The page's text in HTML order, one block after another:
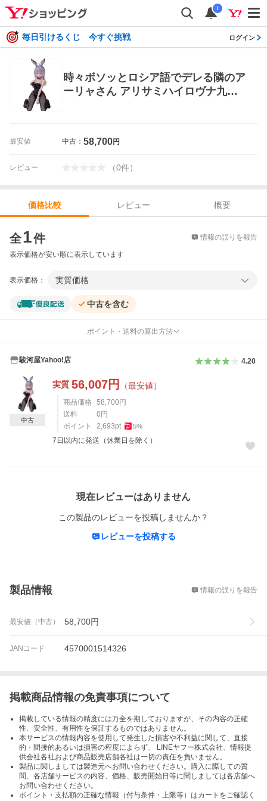
i
毎日引けるくじ 今すぐ挑戦 ログイン
時々ボソッとロシア語でデレる隣のア
ーリャさん アリサミハイロヴナ九条
最安値 中古： 58,700円
レビュー （0件）
価格比較 レビュー
概要
全1件 情報の誤りを報告
表示価格が安い順に表示しています
表示価格： 実質価格
中古を含む
ポイント・送料の算出方法
駿河屋Yahoo!店 4.20
実質 56,007円 （最安値）
商品価格 58,700 円
送料
0 円
ポイント
2,693pt 5%
7日以内に発送（休業日を除く）
中古
現在レビューはありません
この製品のレビューを投稿しませんか？
レビューを投稿する
製品情報 情報の誤りを報告
最安値（中古） 58,700円
JANコード 4570001514326
掲載商品情報の免責事項について
掲載している情報の精度には万全を期しておりますが、その内容の正確
性、安全性、有用性を保証するものではありません。
本サービスの情報内容を使用して発生した損害や不利益に関して、直接
的・間接的あるいは損害の程度によらず、 LINEヤフー株式会社、情報提
供会社各社および商品販売店舗各社は一切の責任を負いません。
製品に関しましては製造元へお問い合わせください。購入に際しての質
問、各店舗サービスの内容、価格、販売開始日等に関しましては各店舗へ
お問い合わせください。
ポイント・支払額の正確な情報（付与条件・上限等）はカートをご確認く